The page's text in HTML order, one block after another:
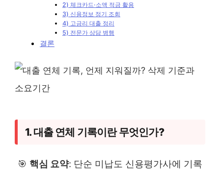
2) 체크카드·소액 적금 활용
3) 신용정보 정기 조회
4) 고금리 대출 정리
5) 전문가 상담 병행
결론
1. 대출 연체 기록이란 무엇인가?
🎯 핵심 요약: 단순 미납도 신용평가사에 기록